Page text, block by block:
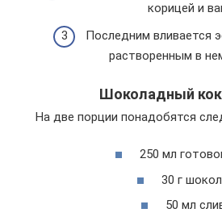
корицей и
Последним вливается
растворенным в
Шоколадный
На две порции понадобятся
250 мл
30 г
50 мл